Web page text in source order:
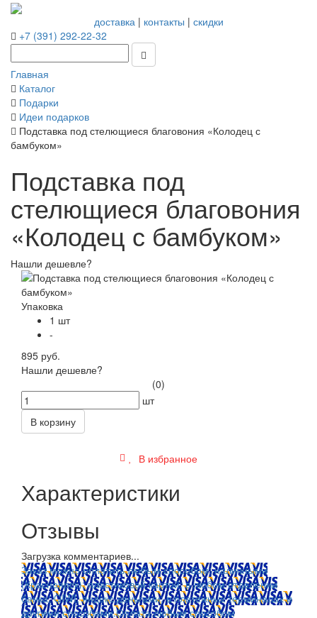
доставка| контакты | скидки
+7 (391) 292-22-32
Главная
Каталог
Подарки
Идеи подарков
Подставка под стелющиеся благовония «Колодец с
бамбуком»
Подставка под
стелющиеся благовония
«Колодец с бамбуком»
Нашли дешевле?
Упаковка
1 шт
-
895 руб.
Нашли дешевле?
(0)
шт
В корзину
В избранное
Характеристики
Отзывы
Загрузка комментариев...
Заказ можно оплатить любым способом: наличными
(Красноярск); пластиковой картой; в любом отделении
банка; QIWI, яндекс.деньгами; в платежных терминалах и
другими способами.Оплата любым способом